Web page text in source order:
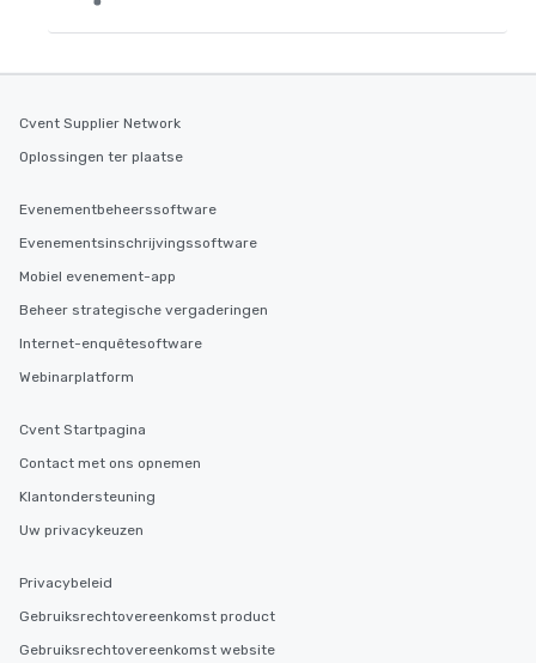
Cvent Supplier Network
Oplossingen ter plaatse
Evenementbeheerssoftware
Evenementsinschrijvingssoftware
Mobiel evenement-app
Beheer strategische vergaderingen
Internet-enquêtesoftware
Webinarplatform
Cvent Startpagina
Contact met ons opnemen
Klantondersteuning
Uw privacykeuzen
Privacybeleid
Gebruiksrechtovereenkomst product
Gebruiksrechtovereenkomst website